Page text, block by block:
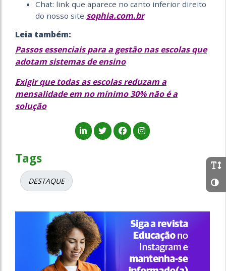
Chat: link que aparece no canto inferior direito
do nosso site sophia.com.br
Leia também:
Passos essenciais para a gestão nas escolas que
adotam sistemas de ensino
Exigir que todas as escolas reduzam a
mensalidade em no mínimo 30% não é a
solução
Tags
DESTAQUE